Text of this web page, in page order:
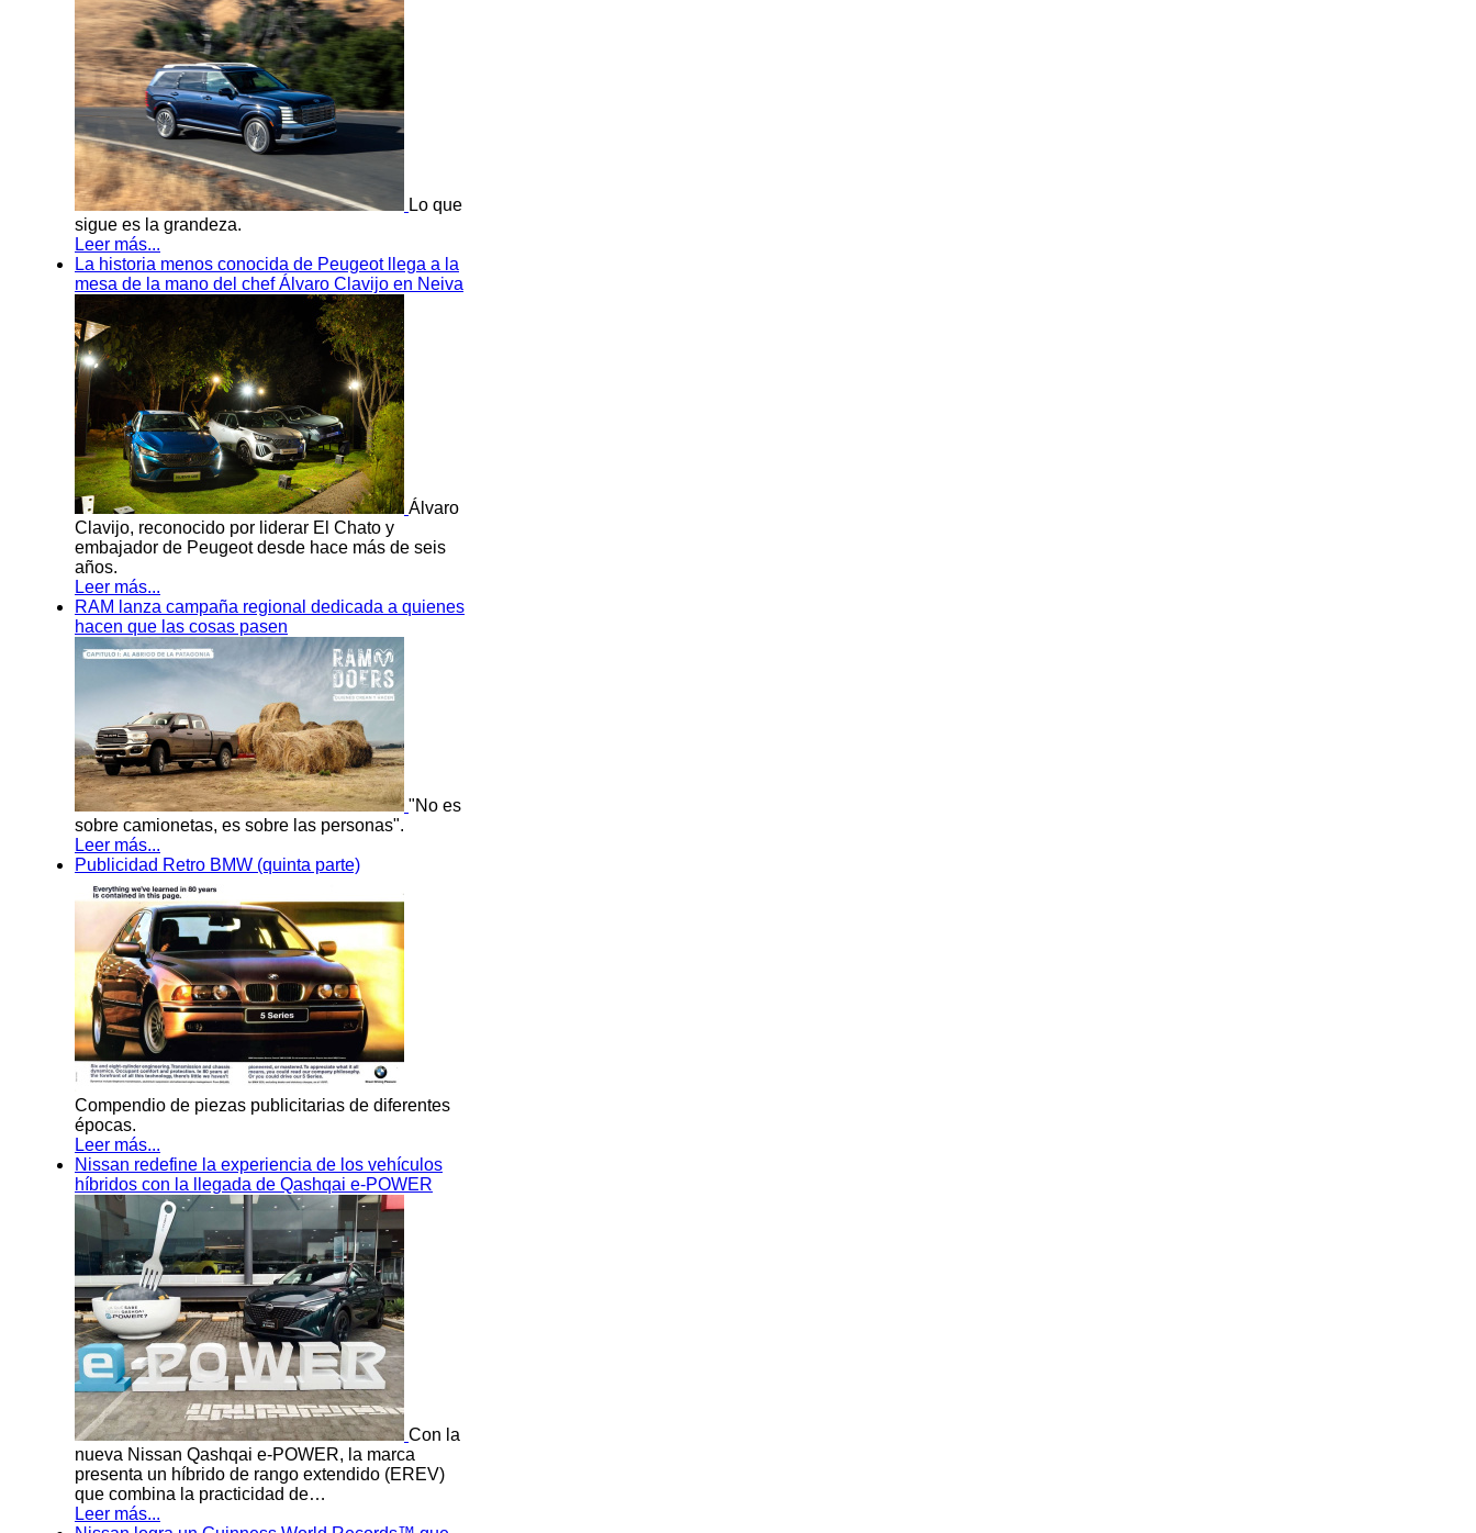
Lo que
sigue es la grandeza.
Leer más...
La historia menos conocida de Peugeot llega a la
mesa de la mano del chef Álvaro Clavijo en Neiva
Álvaro
Clavijo, reconocido por liderar El Chato y
embajador de Peugeot desde hace más de seis
años.
Leer más...
RAM lanza campaña regional dedicada a quienes
hacen que las cosas pasen
"No es
sobre camionetas, es sobre las personas".
Leer más...
Publicidad Retro BMW (quinta parte)
Compendio de piezas publicitarias de diferentes
épocas.
Leer más...
Nissan redefine la experiencia de los vehículos
híbridos con la llegada de Qashqai e-POWER
Con la
nueva Nissan Qashqai e-POWER, la marca
presenta un híbrido de rango extendido (EREV)
que combina la practicidad de…
Leer más...